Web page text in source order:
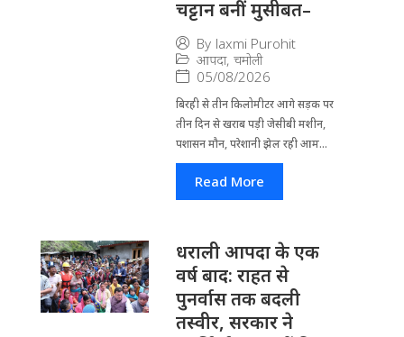
चट्टान बनीं मुसीबत–
By laxmi Purohit
आपदा, चमोली
05/08/2026
बिरही से तीन किलोमीटर आगे सड़क पर
तीन दिन से खराब पड़ी जेसीबी मशीन,
पशासन मौन, परेशानी झेल रही आम...
Read More
धराली आपदा के एक
वर्ष बाद: राहत से
पुनर्वास तक बदली
तस्वीर, सरकार ने